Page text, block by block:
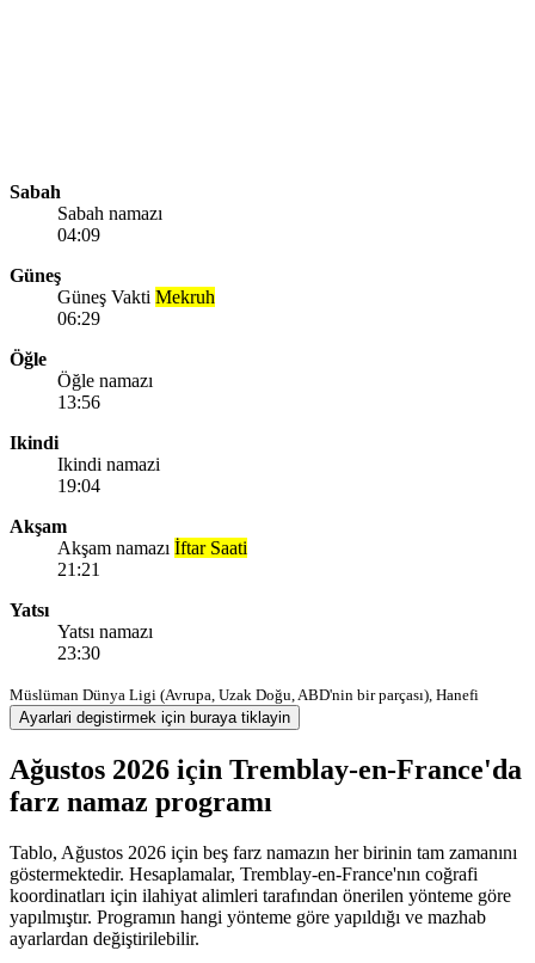
Sabah
Sabah namazı
04:09
Güneş
Güneş Vakti Mekruh
06:29
Öğle
Öğle namazı
13:56
Ikindi
Ikindi namazi
19:04
Akşam
Akşam namazı İftar Saati
21:21
Yatsı
Yatsı namazı
23:30
Müslüman Dünya Ligi (Avrupa, Uzak Doğu, ABD'nin bir parçası), Hanefi
Ayarlari degistirmek için buraya tiklayin
Ağustos 2026 için Tremblay-en-France'da
farz namaz programı
Tablo, Ağustos 2026 için beş farz namazın her birinin tam zamanını
göstermektedir. Hesaplamalar, Tremblay-en-France'nın coğrafi
koordinatları için ilahiyat alimleri tarafından önerilen yönteme göre
yapılmıştır. Programın hangi yönteme göre yapıldığı ve mazhab
ayarlardan değiştirilebilir.